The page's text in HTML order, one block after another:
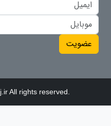
عضویت
All rights reserved.